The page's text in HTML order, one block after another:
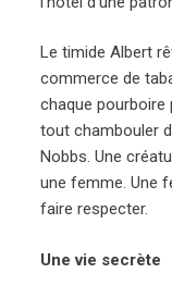
Le timide Albert
commerce de
chaque pourboire
tout chambouler
Nobbs. Une
une femme. Une
faire respecter.
Une vie secrète